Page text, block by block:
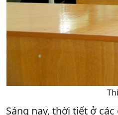
Sáng nay, thời tiết ở